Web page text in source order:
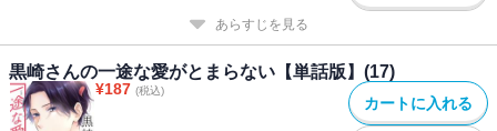
あらすじを見る
黒崎さんの一途な愛がとまらない【単話版】(17)
¥187 (税込)
カートに入れる